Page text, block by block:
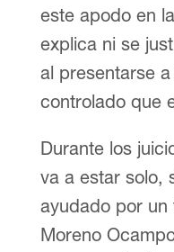
este apodo en
explica ni se
al presentarse
controlado que
Durante los
va a estar solo,
ayudado por un
Moreno